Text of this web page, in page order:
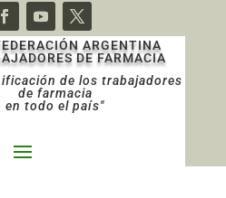
ARGENTINA
DE FARMACIA
de los trabajadores
de farmacia
en todo el país"